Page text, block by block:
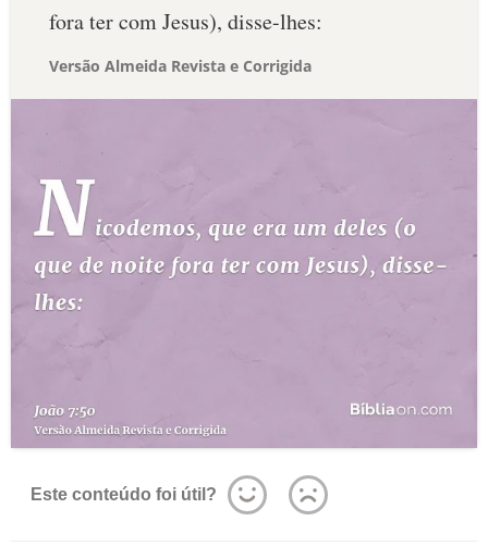
fora ter com Jesus), disse-lhes:
Versão Almeida Revista e Corrigida
Este conteúdo foi útil?